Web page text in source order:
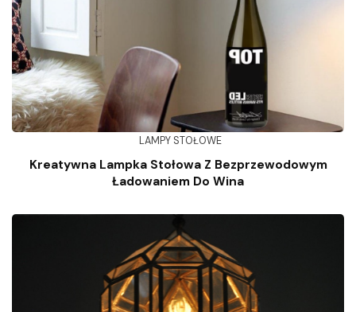
LAMPY STOŁOWE
Kreatywna Lampka Stołowa Z Bezprzewodowym
Ładowaniem Do Wina